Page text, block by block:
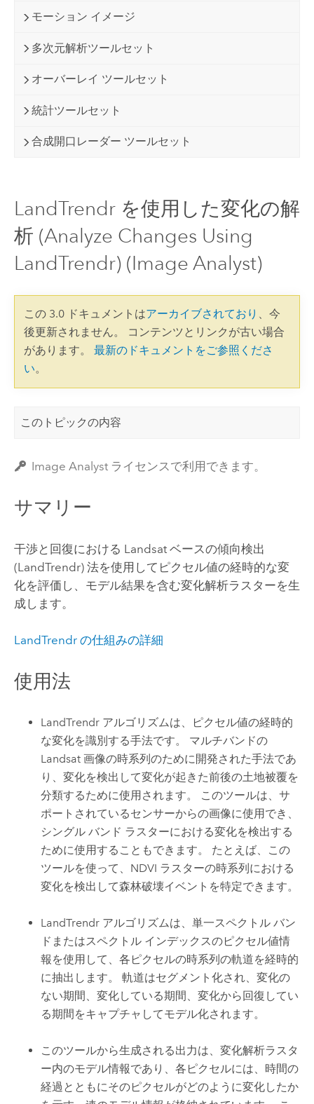
モーション イメージ
多次元解析ツールセット
オーバーレイ ツールセット
統計ツールセット
合成開口レーダー ツールセット
LandTrendr を使用した変化の解
析 (Analyze Changes Using
LandTrendr) (Image Analyst)
この 3.0 ドキュメントはアーカイブされており 、今
後更新されません。 コンテンツとリンクが古い場合
があります。 最新のドキュメントをご参照くださ
い。
このトピックの内容
Image Analyst ライセンスで利用できます。
サマリー
干渉と回復における Landsat ベースの傾向検出
(LandTrendr) 法を使用してピクセル値の経時的な変
化を評価し、モデル結果を含む変化解析ラスターを生
成します。
LandTrendr の仕組みの詳細
使用法
LandTrendr アルゴリズムは、ピクセル値の経時的
な変化を識別する手法です。 マルチバンドの
Landsat 画像の時系列のために開発された手法であ
り、変化を検出して変化が起きた前後の土地被覆を
分類するために使用されます。 このツールは、サ
ポートされているセンサーからの画像に使用でき、
シングル バンド ラスターにおける変化を検出する
ために使用することもできます。 たとえば、この
ツールを使って、NDVI ラスターの時系列における
変化を検出して森林破壊イベントを特定できます。
LandTrendr アルゴリズムは、単一スペクトル バン
ドまたはスペクトル インデックスのピクセル値情
報を使用して、各ピクセルの時系列の軌道を経時的
に抽出します。 軌道はセグメント化され、変化の
ない期間、変化している期間、変化から回復してい
る期間をキャプチャしてモデル化されます。
このツールから生成される出力は、変化解析ラスタ
ー内のモデル情報であり、各ピクセルには、時間の
経過とともにそのピクセルがどのように変化したか